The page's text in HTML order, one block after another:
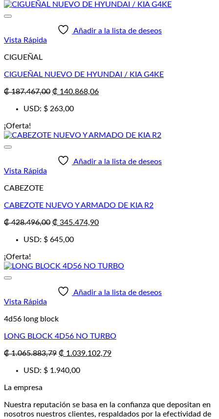
Añadir a la lista de deseos
Vista Rápida
CIGUEÑAL
CIGUEÑAL NUEVO DE HYUNDAI / KIA G4KE
₡187.467,00 El
original
₡ 140.868,06El
USD: $ 263,00
¡Oferta!
Añadir a la lista de deseos
Vista Rápida
CABEZOTE
CABEZOTE NUEVO Y ARMADO DE KIA R2
₡428.496,00 El
original
₡ 345.474,90El
USD: $ 645,00
¡Oferta!
Añadir a la lista de deseos
Vista Rápida
4d56 long block
LONG BLOCK 4D56 NO TURBO
₡1.065.883,79 El
original
₡ 1.039.102,79El
USD: $ 1.940,00
La empresa
Nuestra reputación se basa en la confianza que depositan en
nosotros nuestros clientes, respaldados por la efectividad de